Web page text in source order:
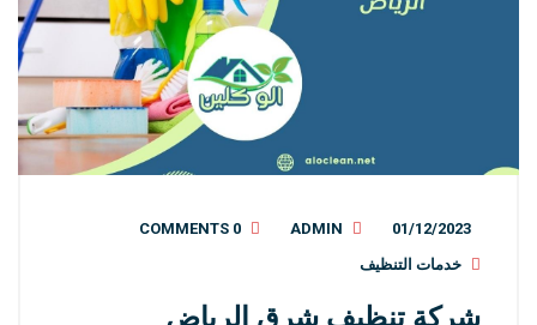
01/12/2023
ADMIN
0 COMMENTS
خدمات التنظيف
شركة تنظيف شرق الرياض